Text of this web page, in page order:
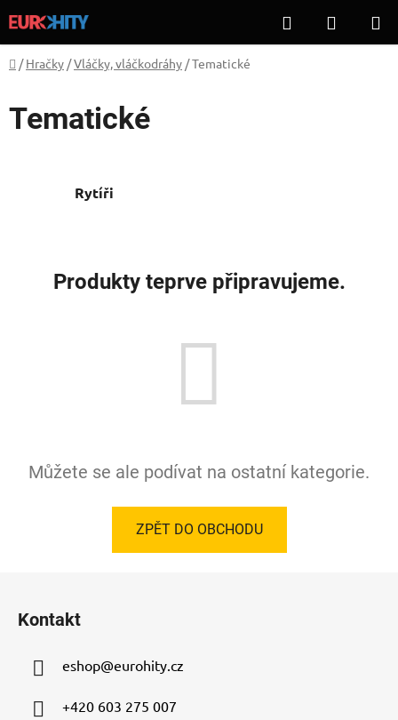
na
obsah
Hledat
KOŠÍK
Domů
/ Hračky /Vláčky, vláčkodráhy /Tematické
Tematické
Rytíři
Produkty teprve připravujeme.
Můžete se ale podívat na ostatní kategorie.
ZPĚT DO OBCHODU
Kontakt
eshop@eurohity.cz
+420 603 275 007